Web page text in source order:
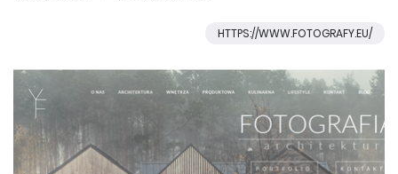
HTTPS://WWW.FOTOGRAFY.EU/